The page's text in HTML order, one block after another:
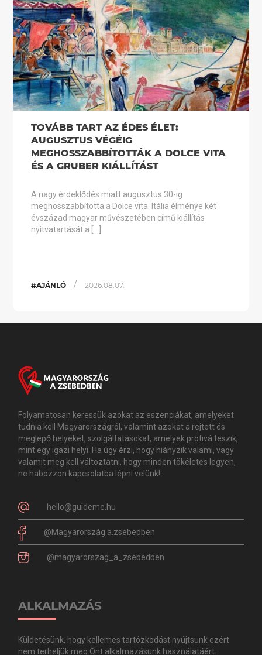
TOVÁBB TART AZ ÉDES ÉLET:
AUGUSZTUS VÉGÉIG
MEGHOSSZABBÍTOTTÁK A DOLCE VITA
ÉS A GRUBER KIÁLLÍTÁST
A nagy érdeklődés miatt augusztus 30-ig
meghosszabbította a Dolce vita. Itália élménye két
évszázad magyar művészetében című kiállítás
nyitvatartását a […]
#AJÁNLÓ / 2026.08.07.
Folyamatosan keressük azokat az eszenciákat, amelyeket
tudnia kell Magyarországról, valamint azokat a rejtett és
meglepő helyeket, szolgáltatásokat, amelyek profivá teszik,
mint egy igazi helyi. Ha úgy érzi, hogy hiányzik valami, vagy
valamit meg kell változtatni, hogy minden tökéletes legyen,
ne habozzon kapcsolatba lépni velünk!
hello@guideme.hu
@Magyarország.a.zsebedben
@magyarorszag_a_zsebedben
ALKALMAZÁS
Küldetésünk, hogy kellemes tartózkodást nyújtsunk ezért
nem terheljük meg Önt alkalmazásunk használatáért.